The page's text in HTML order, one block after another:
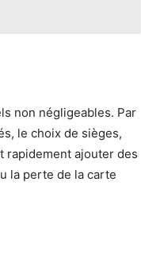
non négligeables. Par
le choix de sièges,
rapidement ajouter des
la perte de la carte